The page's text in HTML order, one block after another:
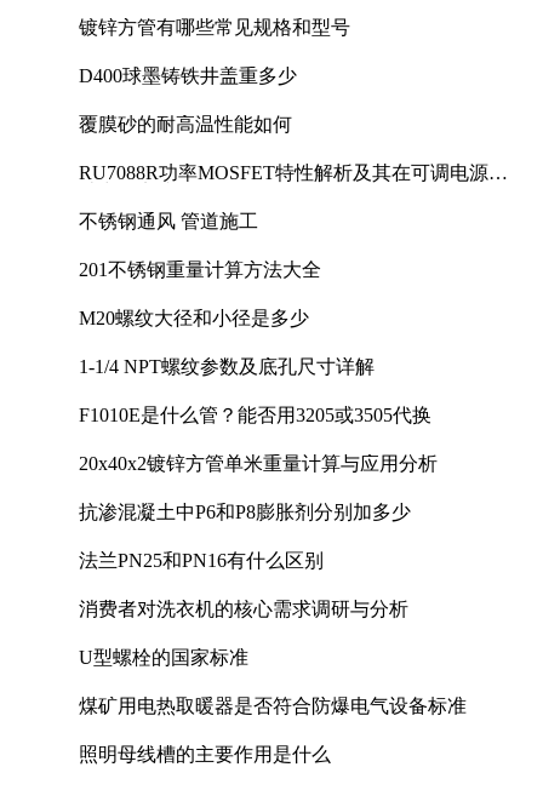
镀锌方管有哪些常见规格和型号
D400球墨铸铁井盖重多少
覆膜砂的耐高温性能如何
RU7088R功率MOSFET特性解析及其在可调电源设
不锈钢通风 管道施工
201不锈钢重量计算方法大全
M20螺纹大径和小径是多少
1-1/4 NPT螺纹参数及底孔尺寸详解
F1010E是什么管？能否用3205或3505代换
20x40x2镀锌方管单米重量计算与应用分析
抗渗混凝土中P6和P8膨胀剂分别加多少
法兰PN25和PN16有什么区别
消费者对洗衣机的核心需求调研与分析
U型螺栓的国家标准
煤矿用电热取暖器是否符合防爆电气设备标准
照明母线槽的主要作用是什么